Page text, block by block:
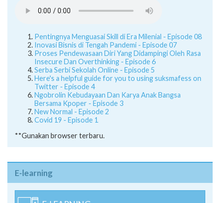
Pentingnya Menguasai Skill di Era Milenial - Episode 08
Inovasi Bisnis di Tengah Pandemi - Episode 07
Proses Pendewasaan Diri Yang Didampingi Oleh Rasa
Insecure Dan Overthinking - Episode 6
Serba Serbi Sekolah Online - Episode 5
Here's a helpful guide for you to using suksmafess on
Twitter - Episode 4
Ngobrolin Kebudayaan Dan Karya Anak Bangsa
Bersama Kpoper - Episode 3
New Normal - Episode 2
Covid 19 - Episode 1
**Gunakan browser terbaru.
E-learning